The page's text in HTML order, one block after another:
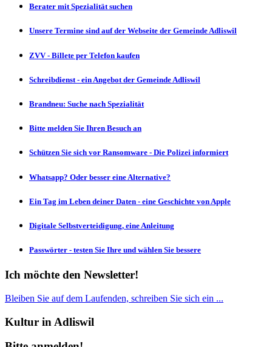
Berater mit Spezialität suchen
Unsere Termine sind auf der Webseite der Gemeinde Adliswil
ZVV - Billete per Telefon kaufen
Schreibdienst - ein Angebot der Gemeinde Adliswil
Brandneu: Suche nach Spezialität
Bitte melden Sie Ihren Besuch an
Schützen Sie sich vor Ransomware - Die Polizei informiert
Whatsapp? Oder besser eine Alternative?
Ein Tag im Leben deiner Daten - eine Geschichte von Apple
Digitale Selbstverteidigung, eine Anleitung
Passwörter - testen Sie Ihre und wählen Sie bessere
Ich möchte den Newsletter!
Bleiben Sie auf dem Laufenden, schreiben Sie sich ein ...
Kultur in Adliswil